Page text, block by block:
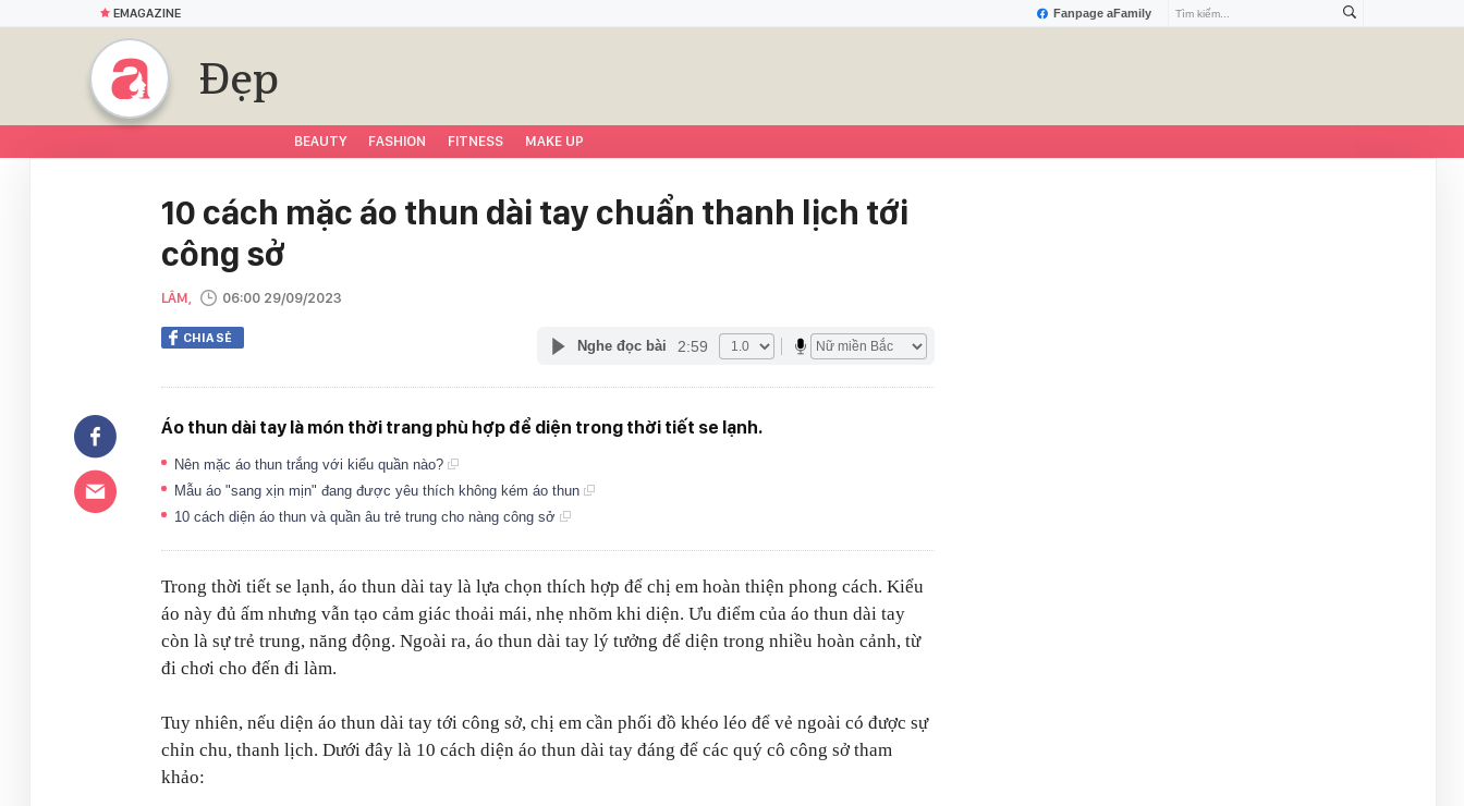
Fanpage aFamily
EMAGAZINE
Đẹp
BEAUTY FASHION FITNESS MAKE UP
10 cách mặc áo thun dài tay chuẩn thanh lịch tới
công sở
LÂM, 06:00 29/09/2023
CHIA SẺ Nghe đọc bài 2:59
Áo thun dài tay là món thời trang phù hợp để diện trong thời tiết se lạnh.
Nên mặc áo thun trắng với kiểu quần nào?
Mẫu áo "sang xịn mịn" đang được yêu thích không kém áo thun
10 cách diện áo thun và quần âu trẻ trung cho nàng công sở
Trong thời tiết se lạnh, áo thun dài tay là lựa chọn thích hợp để chị em hoàn thiện phong cách. Kiểu
áo này đủ ấm nhưng vẫn tạo cảm giác thoải mái, nhẹ nhõm khi diện. Ưu điểm của áo thun dài tay
còn là sự trẻ trung, năng động. Ngoài ra, áo thun dài tay lý tưởng để diện trong nhiều hoàn cảnh, từ
đi chơi cho đến đi làm.
Tuy nhiên, nếu diện áo thun dài tay tới công sở, chị em cần phối đồ khéo léo để vẻ ngoài có được sự
chỉn chu, thanh lịch. Dưới đây là 10 cách diện áo thun dài tay đáng để các quý cô công sở tham
khảo: